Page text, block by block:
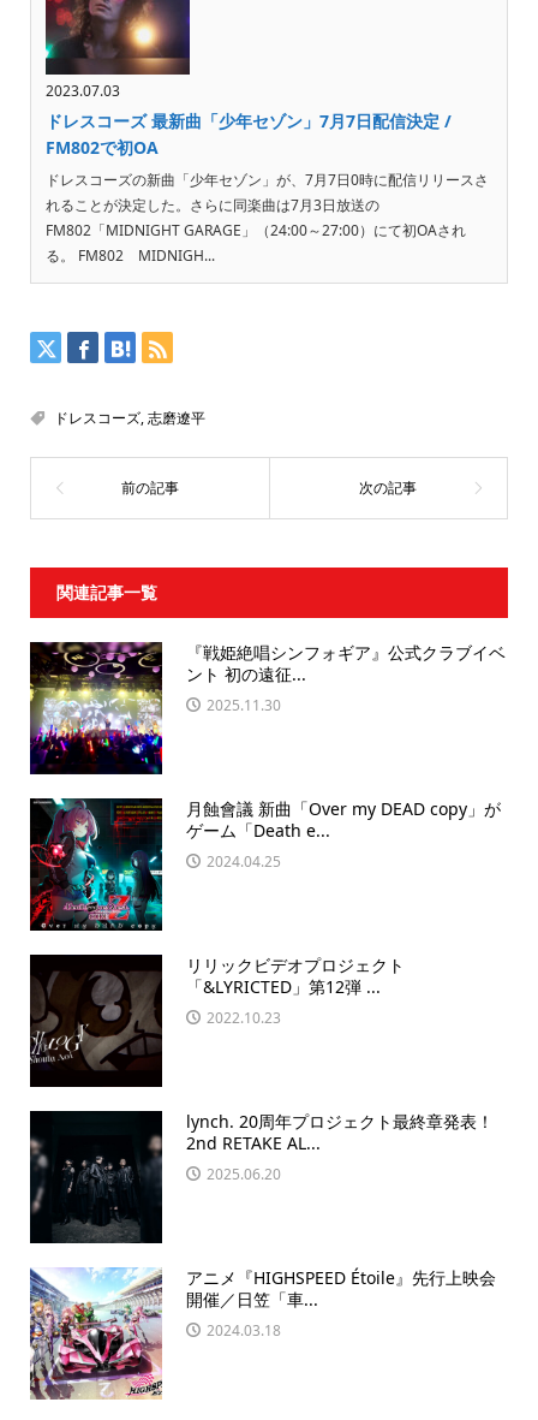
2023.07.03
ドレスコーズ 最新曲「少年セゾン」7月7日配信決定 /
FM802で初OA
ドレスコーズの新曲「少年セゾン」が、7月7日0時に配信リリースさ
れることが決定した。さらに同楽曲は7月3日放送の
FM802「MIDNIGHT GARAGE」（24:00～27:00）にて初OAされ
る。 FM802 MIDNIGH...
ドレスコーズ,志磨遼平
関連記事一覧
『戦姫絶唱シンフォギア』公式クラブイベ
ント 初の遠征...
2025.11.30
月蝕會議 新曲「Over my DEAD copy」が
ゲーム「Death e...
2024.04.25
リリックビデオプロジェクト
「&LYRICTED」第12弾 ...
2022.10.23
lynch. 20周年プロジェクト最終章発表！
2nd RETAKE AL...
2025.06.20
アニメ『HIGHSPEED Étoile』先行上映会
開催／日笠「車...
2024.03.18